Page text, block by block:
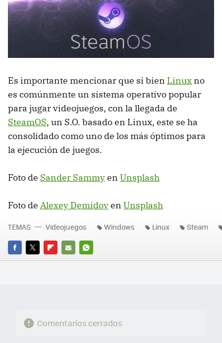
Es importante mencionar que si bien Linux no
es comúnmente un sistema operativo popular
para jugar videojuegos, con la llegada de
SteamOS, un S.O. basado en Linux, este se ha
consolidado como uno de los más óptimos para
la ejecución de juegos.
Foto de Sander Sammyen Unsplash
Foto de Alexey Demidoven Unsplash
FACEBOOK
TWITTERFLIPBOARD
E-
WHATSAPP
TEMAS Videojuegos Windows Linux Steam
Comentarios cerrados